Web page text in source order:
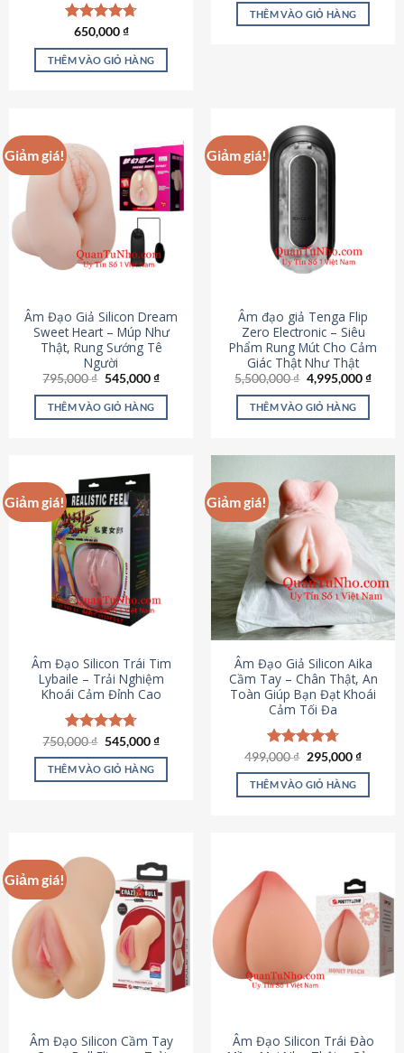
Được xếp
hạng4.75
5 sao
650,000₫
THÊM VÀO GIỎ HÀNG
là:
995,000 ₫.
tại
THÊM VÀO GIỎ HÀNG
Giảm giá!
Âm Đạo Giả Silicon Dream
Sweet Heart – Múp Như
Thật, Rung Sướng Tê
Người
795,000₫ Giá
là:
795,000 ₫.
545,000₫Giá
tại
545,000 ₫.
THÊM VÀO GIỎ HÀNG
Giảm giá!
Âm đạo giả Tenga Flip
Zero Electronic – Siêu
Phẩm Rung Mút Cho Cảm
Giác Thật Như Thật
5,500,000₫ Giá
gốc
là:
5,500,000 ₫.
4,995,000₫Giá
THÊM VÀO GIỎ HÀNG
Giảm giá!
Âm Đạo Silicon Trái Tim
Lybaile – Trải Nghiệm
Khoái Cảm Đỉnh Cao
Được xếp
hạng4.70
5 sao
750,000₫ Giá
là:
750,000 ₫.
545,000₫Giá
tại
545,000 ₫.
THÊM VÀO GIỎ HÀNG
Giảm giá!
Âm Đạo Giả Silicon Aika
Cầm Tay – Chân Thật, An
Toàn Giúp Bạn Đạt Khoái
Cảm Tối Đa
Được xếp
hạng4.75
5 sao
499,000₫ Giá
là:
499,000 ₫.
295,000₫Giá
tại
THÊM VÀO GIỎ HÀNG
Giảm giá!
Âm Đạo Silicon Cầm Tay
Âm Đạo Silicon Trái Đào